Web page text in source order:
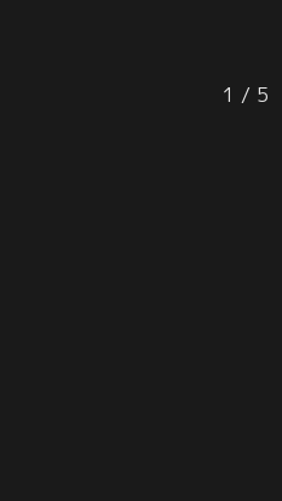
長 阪東がコウモリインベスに襲われ
た。紘汰、光実は、チーム鎧武のメ
1